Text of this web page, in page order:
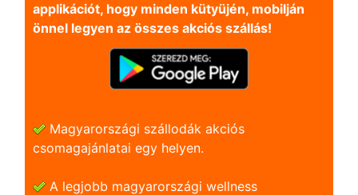
applikációt, hogy minden kütyüjén, mobilján
önnel legyen az összes akciós szállás!
Magyarországi szállodák akciós
csomagajánlatai egy helyen.
A legjobb magyarországi wellness